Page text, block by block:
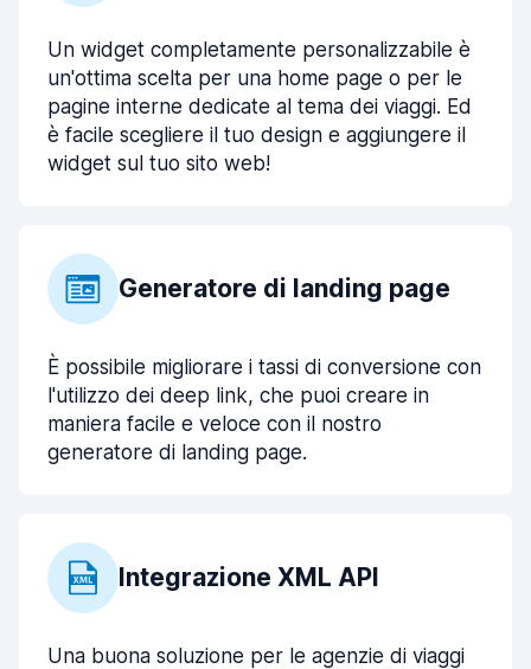
Un widget completamente personalizzabile è
un'ottima scelta per una home page o per le
pagine interne dedicate al tema dei viaggi. Ed
è facile scegliere il tuo design e aggiungere il
widget sul tuo sito web!
Generatore di landing page
È possibile migliorare i tassi di conversione con
l'utilizzo dei deep link, che puoi creare in
maniera facile e veloce con il nostro
generatore di landing page.
Integrazione XML API
Una buona soluzione per le agenzie di viaggi